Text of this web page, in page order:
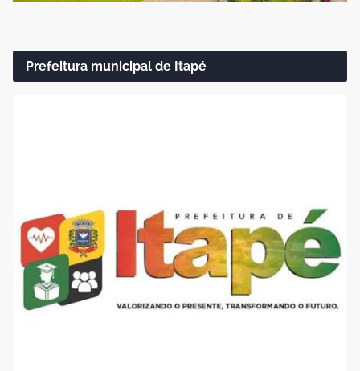
Prefeitura municipal de Itapé